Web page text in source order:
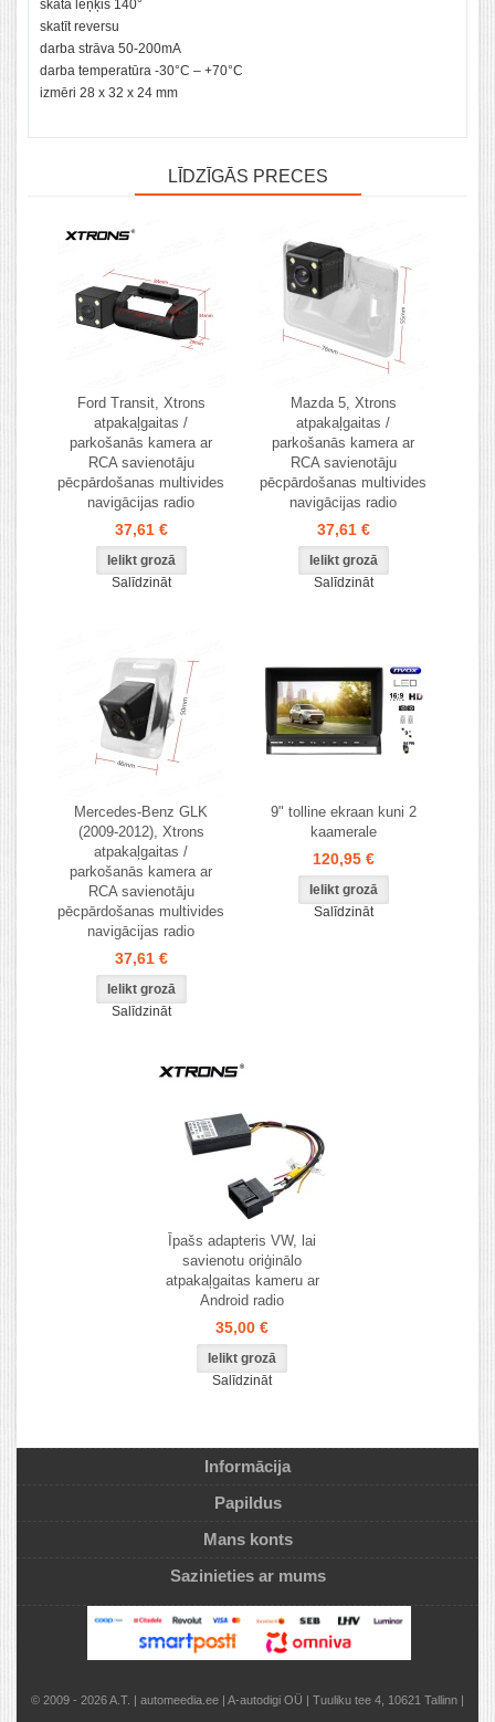
skata leņķis 140°
skatīt reversu
darba strāva 50-200mA
darba temperatūra -30°C – +70°C
izmēri 28 x 32 x 24 mm
LĪDZĪGĀS PRECES
Ford Transit, Xtrons
atpakaļgaitas /
parkošanās kamera ar
RCA savienotāju
pēcpārdošanas multivides
navigācijas radio
37,61 €
Salīdzināt
Mazda 5, Xtrons
atpakaļgaitas /
parkošanās kamera ar
RCA savienotāju
pēcpārdošanas multivides
navigācijas radio
37,61 €
Salīdzināt
Mercedes-Benz GLK
(2009-2012), Xtrons
atpakaļgaitas /
parkošanās kamera ar
RCA savienotāju
pēcpārdošanas multivides
navigācijas radio
37,61 €
Salīdzināt
9" tolline ekraan kuni 2
kaamerale
120,95 €
Salīdzināt
Īpašs adapteris VW, lai
savienotu oriģinālo
atpakaļgaitas kameru ar
Android radio
35,00 €
Salīdzināt
Informācija
Papildus
Mans konts
Sazinieties ar mums
© 2009 - 2026 A.T. | automeedia.ee | A-autodigi OÜ | Tuuliku tee 4, 10621 Tallinn |